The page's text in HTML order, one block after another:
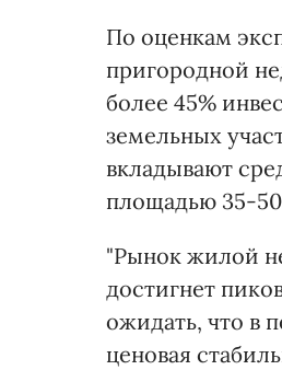
По оценкам
пригородной
более 45%
земельных
вкладывают
площадью 35-50
"Рынок жилой
достигнет
ожидать, что в
ценовая